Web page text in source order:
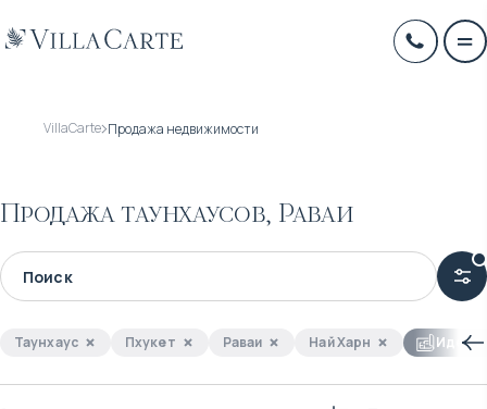
VillaCarte Продажа недвижимости
Продажа таунхаусов, Раваи
Таунхаус Пхукет Раваи Най Харн